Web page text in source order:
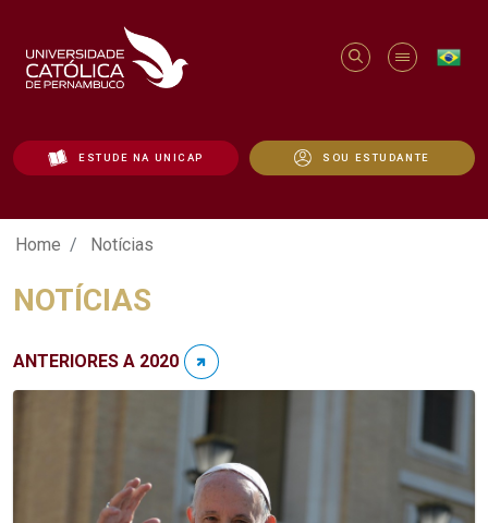
ESTUDE NA UNICAP SOU ESTUDANTE
Notícias - Unicap
Home Notícias
NOTÍCIAS
ANTERIORES A 2020